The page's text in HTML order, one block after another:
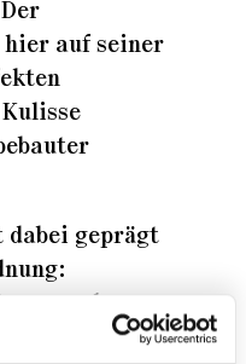
hier auf seiner
dabei geprägt
geben dem